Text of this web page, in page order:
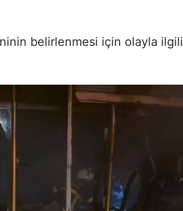
belirlenmesi için olayla ilgili